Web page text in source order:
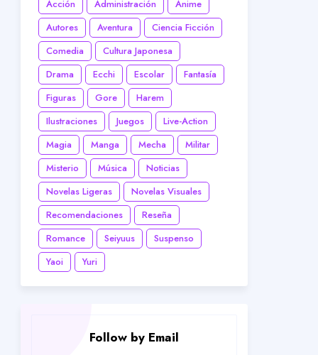
Acción Administración
Anime
Autores
Aventura
Ciencia Ficción
Comedia
Cultura Japonesa
Drama
Ecchi Escolar
Fantasía
Figuras
Gore
Harem
Ilustraciones
Juegos
Live-Action
Magia
Manga Mecha
Militar
Misterio
Música
Noticias
Novelas Ligeras
Novelas Visuales
Recomendaciones
Reseña
Romance
Seiyuus
Suspenso
Yaoi
Yuri
Follow by Email